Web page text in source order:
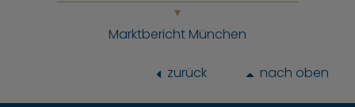
Marktbericht München
zurück nach oben